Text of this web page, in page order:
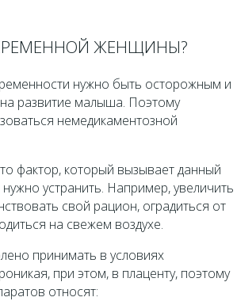
ЖЕНЩИНЫ?
нужно быть осторожным и
развитие малыша. Поэтому
немедикаментозной
фактор, который вызывает данный
устранить. Например, увеличить
свой рацион, оградиться от
на свежем воздухе.
принимать в условиях
при этом, в плаценту, поэтому
относят: